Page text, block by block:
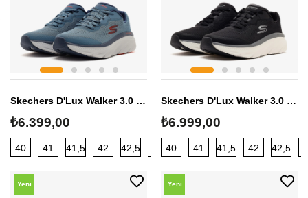
Skechers D'Lux Walker 3.0 Erkek Sneaker
₺6.399,00
40 41 41,5 42 42,5 45
Skechers D'Lux Walker 3.0 Erkek Sneaker
₺6.999,00
40 41 41,5 42 42,5
Yeni Yeni